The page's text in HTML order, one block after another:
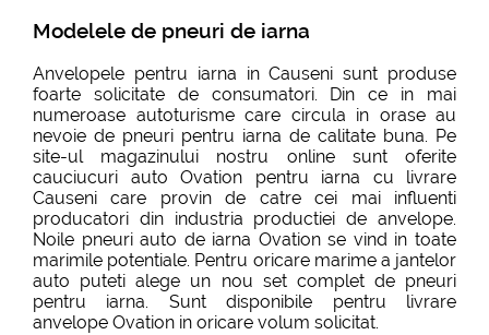
Modelele de pneuri de iarna
Anvelopele pentru iarna in Causeni sunt produse
foarte solicitate de consumatori. Din ce in mai
numeroase autoturisme care circula in orase au
nevoie de pneuri pentru iarna de calitate buna. Pe
site-ul magazinului nostru online sunt oferite
cauciucuri auto Ovation pentru iarna cu livrare
Causeni care provin de catre cei mai influenti
producatori din industria productiei de anvelope.
Noile pneuri auto de iarna Ovation se vind in toate
marimile potentiale. Pentru oricare marime a jantelor
auto puteti alege un nou set complet de pneuri
pentru iarna. Sunt disponibile pentru livrare
anvelope Ovation in oricare volum solicitat.